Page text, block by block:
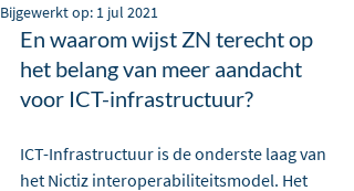
Bijgewerkt op: 1 jul 2021
En waarom wijst ZN terecht op
het belang van meer aandacht
voor ICT-infrastructuur?
ICT-Infrastructuur is de onderste laag van
het Nictiz interoperabiliteitsmodel. Het